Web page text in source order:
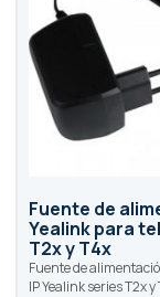
Fuente de
Yealink para
T2x y T4x
Fuente de
IP Yealink series T2x y